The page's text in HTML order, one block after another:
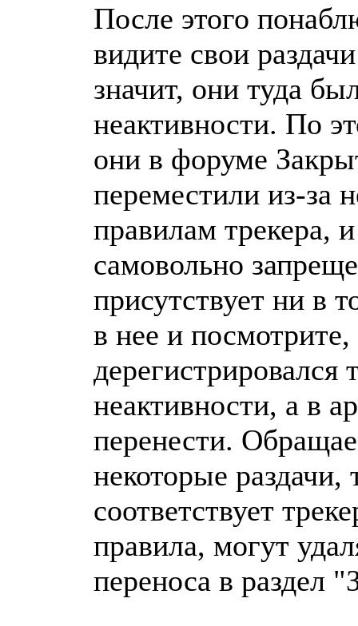
После этого
видите свои
значит, они туда
неактивности. По
они в форуме
переместили из-за
правилам трекера,
самовольно
присутствует ни в
в нее и
неактивности, а в
перенести.
некоторые раздачи,
соответствует
правила, могут
переноса в раздел